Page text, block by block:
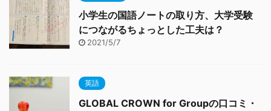
小学生の国語ノートの取り方、大学受験
につながるちょっとした工夫は？
2021/5/7
英語
GLOBAL CROWN for Groupの口コミ・